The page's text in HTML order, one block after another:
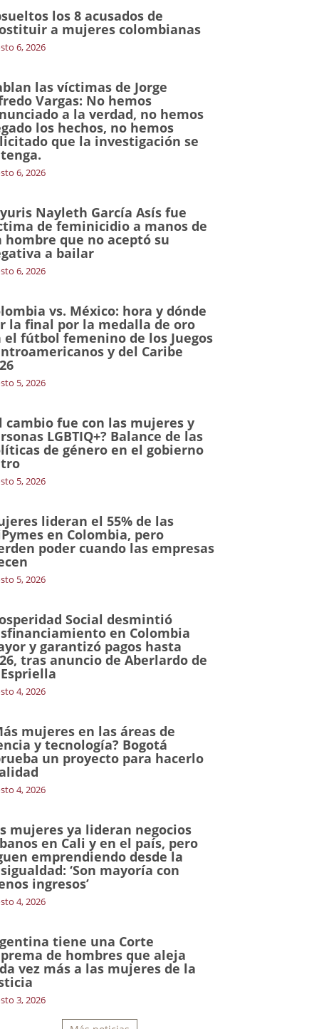
los 8 acusados de
a mujeres colombianas
6, 2026
las víctimas de Jorge
Vargas: No hemos
a la verdad, no hemos
los hechos, no hemos
que la investigación se
6, 2026
Nayleth García Asís fue
de feminicidio a manos de
hombre que no aceptó su
a bailar
6, 2026
vs. México: hora y dónde
la final por la medalla de oro
el fútbol femenino de los Juegos
y del Caribe
5, 2026
cambio fue con las mujeres y
LGBTIQ+? Balance de las
de género en el gobierno
5, 2026
lideran el 55% de las
en Colombia, pero
poder cuando las empresas
5, 2026
Social desmintió
en Colombia
y garantizó pagos hasta
tras anuncio de Aberlardo de
4, 2026
mujeres en las áreas de
y tecnología? Bogotá
un proyecto para hacerlo
4, 2026
mujeres ya lideran negocios
en Cali y en el país, pero
emprendiendo desde la
‘Son mayoría con
ingresos’
4, 2026
tiene una Corte
de hombres que aleja
vez más a las mujeres de la
3, 2026